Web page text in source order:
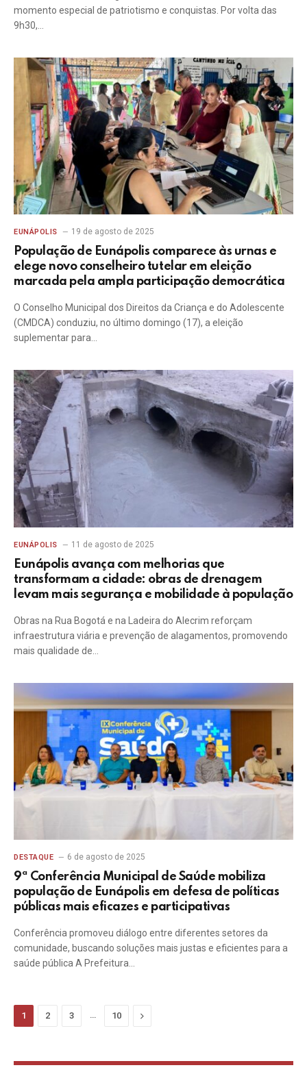
momento especial de patriotismo e conquistas. Por volta das
9h30,…
EUNÁPOLIS 19 de agosto de 2025
População de Eunápolis comparece às urnas e
elege novo conselheiro tutelar em eleição
marcada pela ampla participação democrática
O Conselho Municipal dos Direitos da Criança e do Adolescente
(CMDCA) conduziu, no último domingo (17), a eleição
suplementar para…
EUNÁPOLIS 11 de agosto de 2025
Eunápolis avança com melhorias que
transformam a cidade: obras de drenagem
levam mais segurança e mobilidade à população
Obras na Rua Bogotá e na Ladeira do Alecrim reforçam
infraestrutura viária e prevenção de alagamentos, promovendo
mais qualidade de…
DESTAQUE 6 de agosto de 2025
9ª Conferência Municipal de Saúde mobiliza
população de Eunápolis em defesa de políticas
públicas mais eficazes e participativas
Conferência promoveu diálogo entre diferentes setores da
comunidade, buscando soluções mais justas e eficientes para a
saúde pública A Prefeitura…
1 2 3 … 10 Next